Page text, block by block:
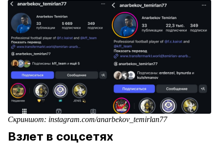
Скриншот: instagram.com/anarbekov_temirlan77
Взлет в соцсетях